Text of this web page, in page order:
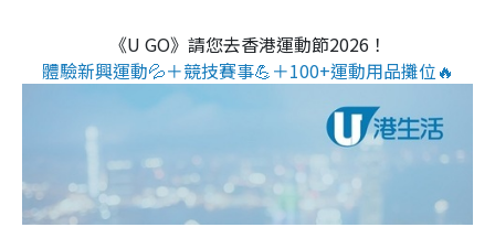
《U GO》請您去香港運動節2026！
體驗新興運動💦＋競技賽事💪＋100+運動用品攤位🔥